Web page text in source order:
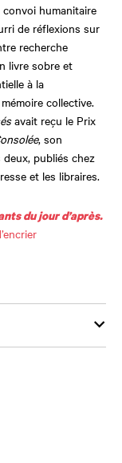
convoi humanitaire
de réflexions sur
recherche
livre sobre et
à la
collective.
avait reçu le Prix
, son
deux, publiés chez
et les libraires.
du jour d’après.